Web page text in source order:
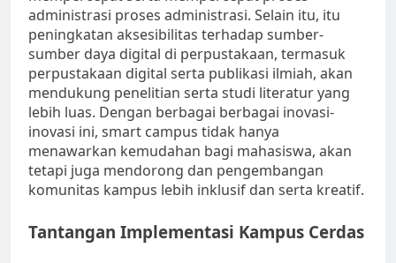
administrasi proses administrasi. Selain itu, itu
peningkatan aksesibilitas terhadap sumber-
sumber daya digital di perpustakaan, termasuk
perpustakaan digital serta publikasi ilmiah, akan
mendukung penelitian serta studi literatur yang
lebih luas. Dengan berbagai berbagai inovasi-
inovasi ini, smart campus tidak hanya
menawarkan kemudahan bagi mahasiswa, akan
tetapi juga mendorong dan pengembangan
komunitas kampus lebih inklusif dan serta kreatif.
Tantangan Implementasi Kampus Cerdas